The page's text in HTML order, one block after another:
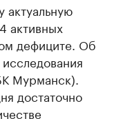
актуальную
активных
дефиците. Об
Мурманск).
достаточно